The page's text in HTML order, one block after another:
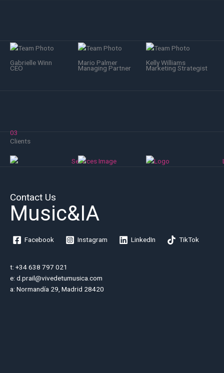
Gabrielle Winn
CEO
Mario Palmer
Managing Partner
Kelly Williams
Marketing Strategist
03
Clients
Contact Us
Music&IA
Facebook Instagram LinkedIn TikTok
t: +34 638 797 021
e: d.prail@vivedetumusica.com
a: Normandía 29, Madrid 28420